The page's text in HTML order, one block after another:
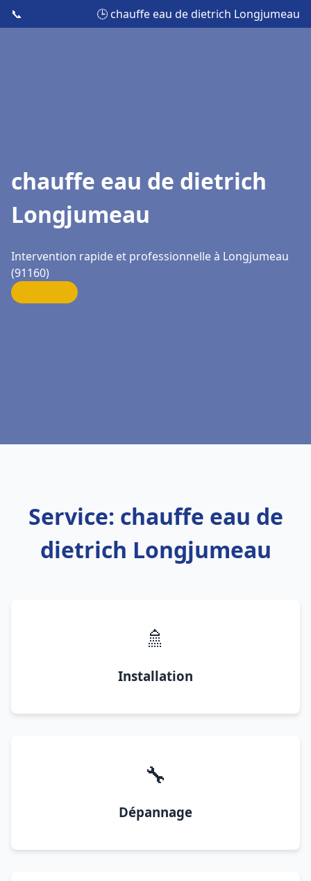
📞 🕒 chauffe eau de dietrich Longjumeau
chauffe eau de dietrich
Longjumeau
Intervention rapide et professionnelle à Longjumeau
(91160)
Service: chauffe eau de
dietrich Longjumeau
🚿
Installation
🔧
Dépannage